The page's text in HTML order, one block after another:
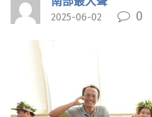
2025-06-02 0